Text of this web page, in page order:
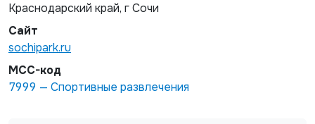
Краснодарский край, г Сочи
Сайт
sochipark.ru
MCC-код
7999 — Спортивные развлечения